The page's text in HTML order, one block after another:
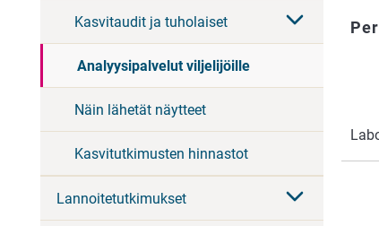
Kasvitaudit ja tuholaiset
Analyysipalvelut viljelijöille
Näin lähetät näytteet
Kasvitutkimusten hinnastot
Lannoitetutkimukset